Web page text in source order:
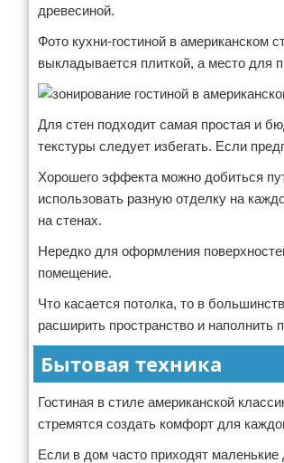
древесиной.
Фото кухни-гостиной в американском
выкладывается плиткой, а место для
Для стен подходит самая простая и
текстуры следует избегать. Если
Хорошего эффекта можно добиться
использовать разную отделку на
на стенах.
Нередко для оформления
помещение.
Что касается потолка, то в
расширить пространство и
Бытовая техника
Гостиная в стиле американской
стремятся создать комфорт для
Если в дом часто приходят